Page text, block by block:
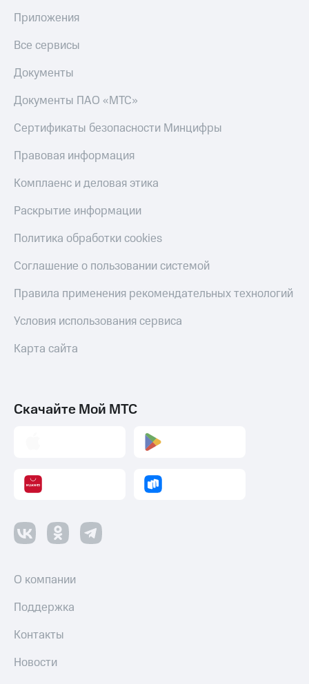
Приложения
Все сервисы
Документы
Документы ПАО «МТС»
Сертификаты безопасности Минцифры
Правовая информация
Комплаенс и деловая этика
Раскрытие информации
Политика обработки cookies
Соглашение о пользовании системой
Правила применения рекомендательных технологий
Условия использования сервиса
Карта сайта
Скачайте Мой МТС
О компании
Поддержка
Контакты
Новости